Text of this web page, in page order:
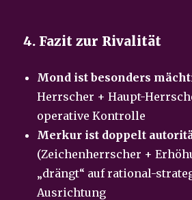
4. Fazit zur Rivalität
Mond ist besonders
Herrscher + Haupt-
operative Kontrolle
Merkur ist doppelt
(Zeichenherrscher +
„drängt“ auf rational-
Ausrichtung